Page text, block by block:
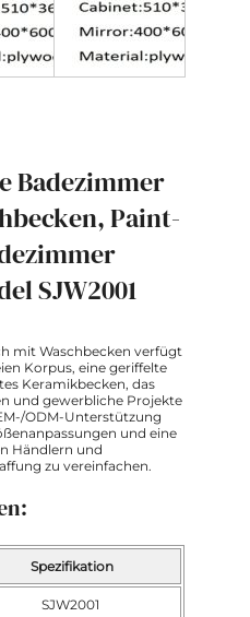
Badezimmer
Paint-
SJW2001
mit Waschbecken verfügt
Korpus, eine geriffelte
Keramikbecken, das
und gewerbliche Projekte
ODM-Unterstützung
und eine
Händlern und
zu vereinfachen.
Spezifikation
SJW2001